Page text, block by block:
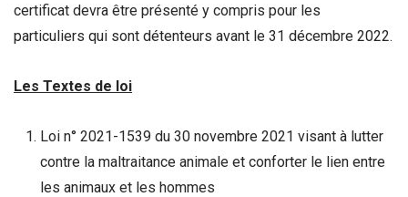
certificat devra être présenté y compris pour les
particuliers qui sont détenteurs avant le 31 décembre 2022.
Les Textes de loi
Loi n° 2021-1539 du 30 novembre 2021 visant à lutter
contre la maltraitance animale et conforter le lien entre
les animaux et les hommes